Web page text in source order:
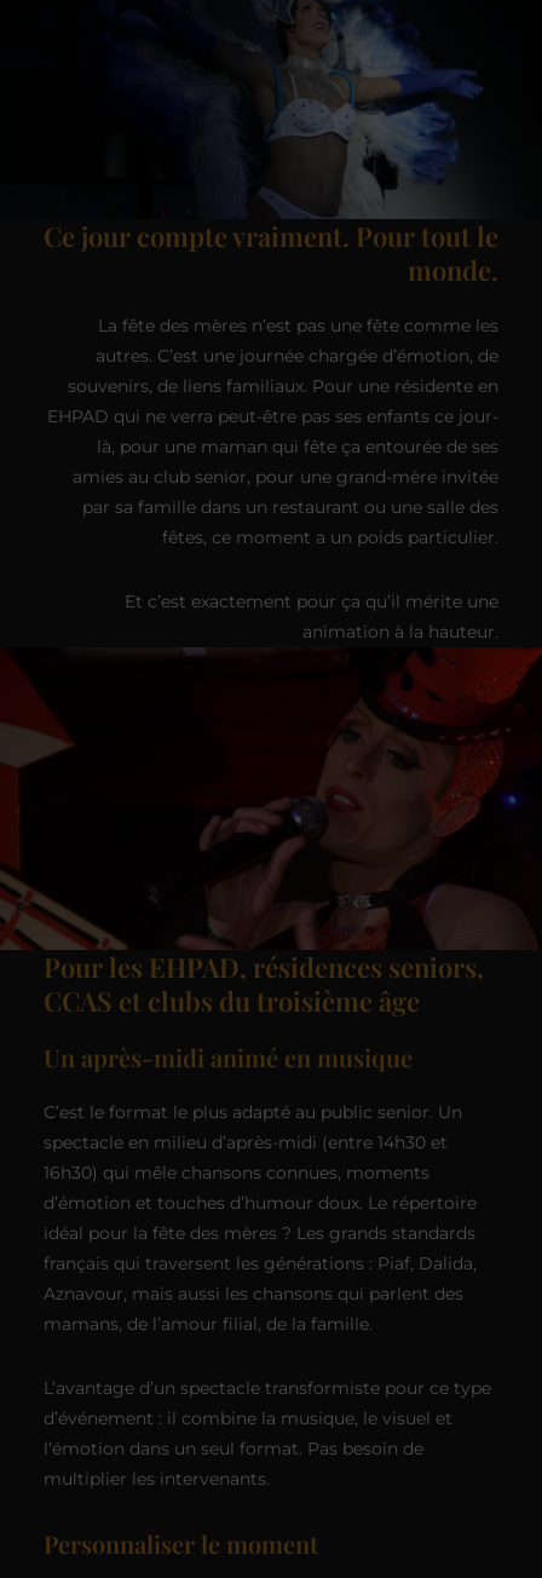
Ce jour compte vraiment. Pour tout le
monde.
La fête des mères n’est pas une fête comme les
autres. C’est une journée chargée d’émotion, de
souvenirs, de liens familiaux. Pour une résidente en
EHPAD qui ne verra peut-être pas ses enfants ce jour-
là, pour une maman qui fête ça entourée de ses
amies au club senior, pour une grand-mère invitée
par sa famille dans un restaurant ou une salle des
fêtes, ce moment a un poids particulier.
Et c’est exactement pour ça qu’il mérite une
animation à la hauteur.
Pour les EHPAD, résidences seniors,
CCAS et clubs du troisième âge
Un après-midi animé en musique
C’est le format le plus adapté au public senior. Un
spectacle en milieu d’après-midi (entre 14h30 et
16h30) qui mêle chansons connues, moments
d’émotion et touches d’humour doux. Le répertoire
idéal pour la fête des mères ? Les grands standards
français qui traversent les générations : Piaf, Dalida,
Aznavour, mais aussi les chansons qui parlent des
mamans, de l’amour filial, de la famille.
L’avantage d’un spectacle transformiste pour ce type
d’événement : il combine la musique, le visuel et
l’émotion dans un seul format. Pas besoin de
multiplier les intervenants.
Personnaliser le moment